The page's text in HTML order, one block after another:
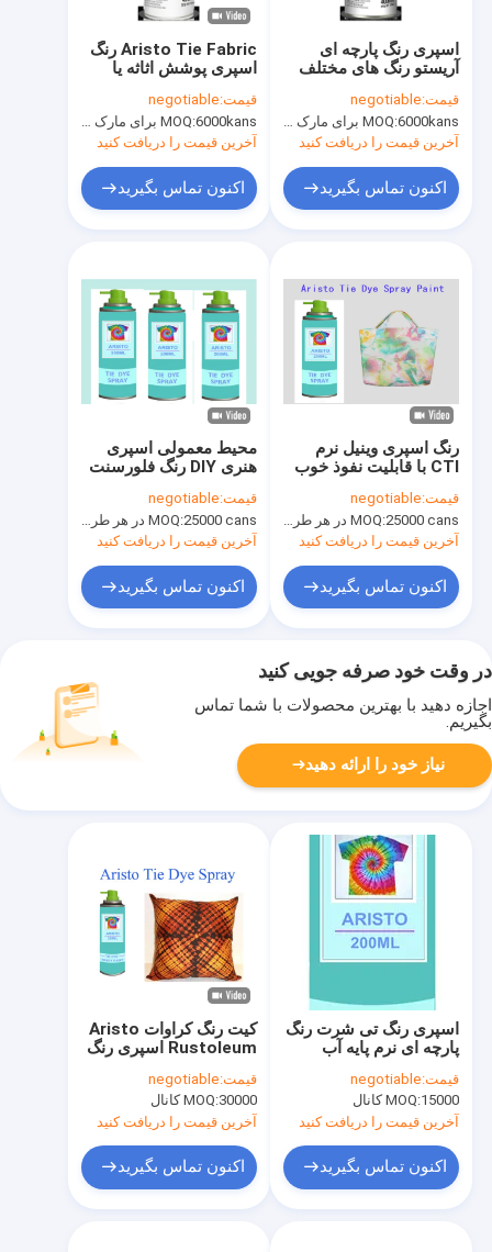
Aristo Tie Fabric رنگ
اسپری پوشش اثاثه یا
شرت DIY مختلف به
راحتی
قیمت:negotiable
MOQ:6000kans برای مارک Aristo، 15000cans برای مارک سفارشی
آخرین قیمت را دریافت کنید
اکنون تماس بگیرید
اسپری رنگ پارچه ای
آریستو رنگ های مختلف
صندلی / پرده
قیمت:negotiable
MOQ:6000kans برای مارک Aristo، 15000cans برای مارک سفارشی
آخرین قیمت را دریافت کنید
اکنون تماس بگیرید
محیط معمولی اسپری
هنری DIY رنگ فلورسنت
میلی لیتر / قوطی
قیمت:negotiable
MOQ:25000 cans در هر طراحی نام تجاری OEM، 1200cans / color
آخرین قیمت را دریافت کنید
اکنون تماس بگیرید
رنگ اسپری وینیل نرم
CTI با قابلیت نفوذ خوب
قیمت:negotiable
MOQ:25000 cans در هر طراحی نام تجاری OEM، 1200cans / color
آخرین قیمت را دریافت کنید
اکنون تماس بگیرید
در وقت خود صرفه جویی کنید
اجازه دهید با بهترین محصولات با شما تماس
بگیریم.
نیاز خود را ارائه دهید
کیت رنگ کراوات Aristo
Rustoleum اسپری رنگ
DIY
قیمت:negotiable
MOQ:30000 کانال
آخرین قیمت را دریافت کنید
اکنون تماس بگیرید
اسپری رنگ تی شرت رنگ
پارچه ای نرم پایه آب
قیمت:negotiable
MOQ:15000 کانال
آخرین قیمت را دریافت کنید
اکنون تماس بگیرید